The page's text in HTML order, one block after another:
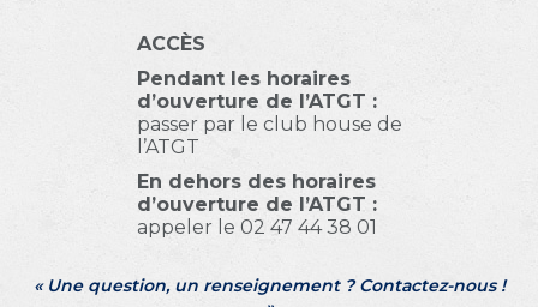
ACCÈS
Pendant les horaires
d’ouverture de l’ATGT :
passer par le club house de
l’ATGT
En dehors des horaires
d’ouverture de l’ATGT :
appeler le 02 47 44 38 01
« Une question, un renseignement ? Contactez-nous !